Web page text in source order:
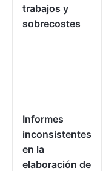
trabajos y
sobrecostes
Informes
inconsistentes
en la
elaboración de